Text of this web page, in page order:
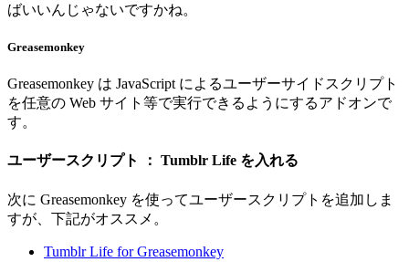
ばいいんじゃないですかね。
Greasemonkey
Greasemonkey は JavaScript によるユーザーサイドスクリプト
を任意の Web サイト等で実行できるようにするアドオンで
す。
ユーザースクリプト ： Tumblr Life を入れる
次に Greasemonkey を使ってユーザースクリプトを追加しま
すが、下記がオススメ。
Tumblr Life for Greasemonkey